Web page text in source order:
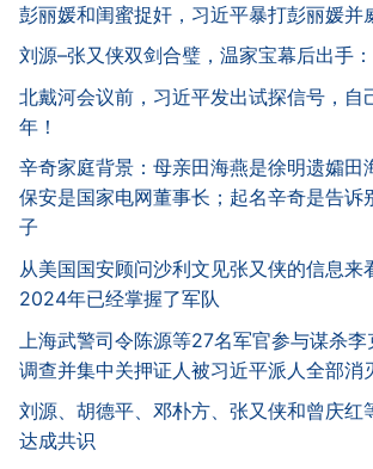
彭丽媛和闺蜜捉奸，习近平暴打彭丽媛并
刘源–张又侠双剑合璧，温家宝幕后出手
北戴河会议前，习近平发出试探信号，
年！
辛奇家庭背景：母亲田海燕是徐明遗孀田
保安是国家电网董事长；起名辛奇是告诉
子
从美国国安顾问沙利文见张又侠的信息来
2024年已经掌握了军队
上海武警司令陈源等27名军官参与谋杀
调查并集中关押证人被习近平派人全部消
刘源、胡德平、邓朴方、张又侠和曾庆红
达成共识